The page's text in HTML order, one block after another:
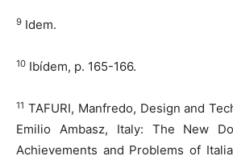
9 Idem.
10 Ibídem, p. 165-166.
11 TAFURI, Manfredo, Design and
Emilio Ambasz, Italy: The New
Achievements and Problems of